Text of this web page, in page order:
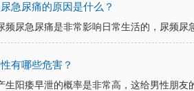
急尿痛的原因是什么？
频尿急尿痛是非常影响日常生活的，尿频尿
有哪些危害？
生阳痿早泄的概率是非常高，这给男性朋友